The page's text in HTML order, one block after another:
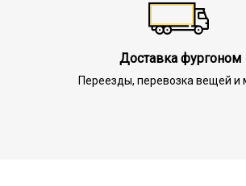
Доставка фургоном
Переезды, перевозка вещей и